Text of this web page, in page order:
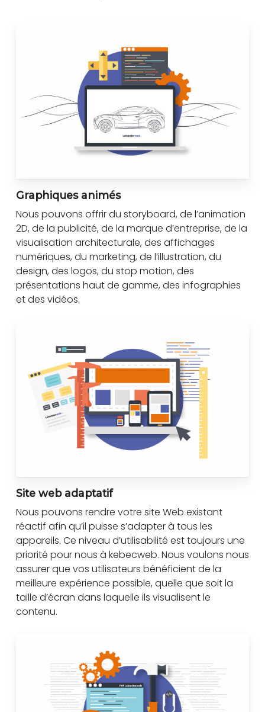
Graphiques animés
Nous pouvons offrir du storyboard, de l’animation
2D, de la publicité, de la marque d’entreprise, de la
visualisation architecturale, des affichages
numériques, du marketing, de l’illustration, du
design, des logos, du stop motion, des
présentations haut de gamme, des infographies
et des vidéos.
Site web adaptatif
Nous pouvons rendre votre site Web existant
réactif afin qu’il puisse s’adapter à tous les
appareils. Ce niveau d’utilisabilité est toujours une
priorité pour nous à kebecweb. Nous voulons nous
assurer que vos utilisateurs bénéficient de la
meilleure expérience possible, quelle que soit la
taille d’écran dans laquelle ils visualisent le
contenu.